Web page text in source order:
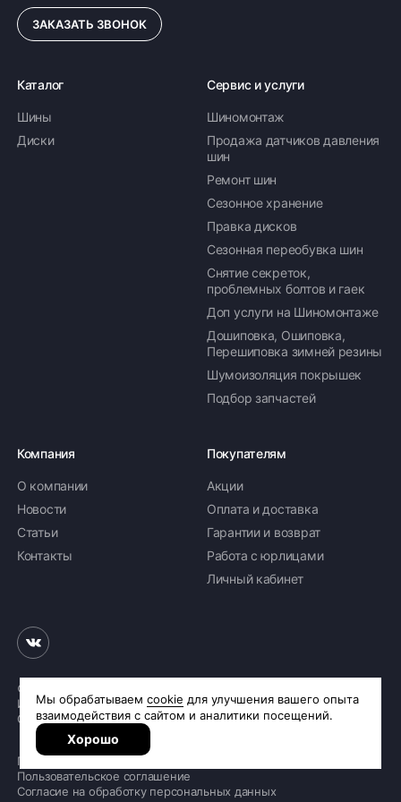
ПОДРОБНЕЕ ОБ ДОСТАВКЕ
Оплата заказа
Возможна картой, наличными при получении,
также доступно оформление кредита и
формирование счёта для Юр.Лица
ЗАКАЗАТЬ ЗВОНОК
Каталог
Шины
Диски
Сервис и услуги
Шиномонтаж
Продажа датчиков давления
шин
Ремонт шин
Сезонное хранение
Правка дисков
Сезонная переобувка шин
Снятие секреток,
проблемных болтов и гаек
Доп услуги на Шиномонтаже
Дошиповка, Ошиповка,
Перешиповка зимней резины
Шумоизоляция покрышек
Подбор запчастей
Компания
О компании
Новости
Статьи
Контакты
Покупателям
Акции
Оплата и доставка
Гарантии и возврат
Работа с юрлицами
Личный кабинет
© 2026 «Шинное бюро Шлепакова»
Интернет-магазин шин и дисков
Сделано вR.class
Политика обработки персональных данных
Пользовательское соглашение
Согласие на обработку персональных данных